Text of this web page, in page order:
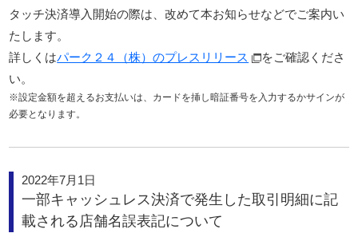
タッチ決済導入開始の際は、改めて本お知らせなどでご案内い
たします。
詳しくはパーク２４（株）のプレスリリース
をご確認くださ
い。
※設定金額を超えるお支払いは、カードを挿し暗証番号を入力するかサインが
必要となります。
2022年7月1日
一部キャッシュレス決済で発生した取引明細に記
載される店舗名誤表記について